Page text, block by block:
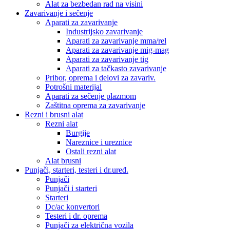
Alat za bezbedan rad na visini
Zavarivanje i sečenje
Aparati za zavarivanje
Industrijsko zavarivanje
Aparati za zavarivanje mma/rel
Aparati za zavarivanje mig-mag
Aparati za zavarivanje tig
Aparati za tačkasto zavarivanje
Pribor, oprema i delovi za zavariv.
Potrošni materijal
Aparati za sečenje plazmom
Zaštitna oprema za zavarivanje
Rezni i brusni alat
Rezni alat
Burgije
Nareznice i ureznice
Ostali rezni alat
Alat brusni
Punjači, starteri, testeri i dr.uređ.
Punjači
Punjači i starteri
Starteri
Dc/ac konvertori
Testeri i dr. oprema
Punjači za električna vozila